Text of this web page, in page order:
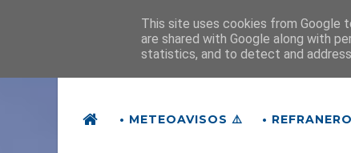
• METEOAVISOS ⚠️ •
This site uses cookies from Google
are shared with Google along with
statistics, and to detect and